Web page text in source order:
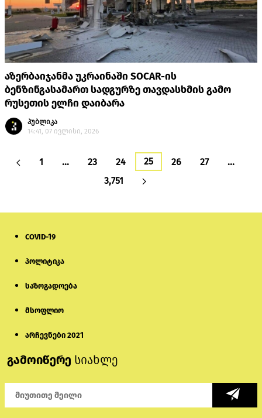
აზერბაიჯანმა უკრაინაში SOCAR-ის
ბენზინგასამართ სადგურზე თავდასხმის გამო
რუსეთის ელჩი დაიბარა
პუბლიკა
14:41, 07 ივლისი, 2026
1 … 23 24 25 26 27
…
3,751
COVID-19
პოლიტიკა
საზოგადოება
მსოფლიო
არჩევნები 2021
გამოიწერე სიახლე